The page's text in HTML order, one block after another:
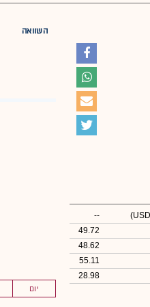
השוואה
יום
--
49.72
48.62
55.11
28.98